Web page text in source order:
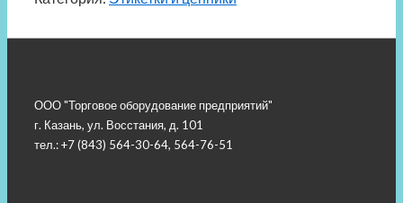
лента
ООО "Торговое оборудование предприятий"
г. Казань, ул. Восстания, д. 101
тел.: +7 (843) 564-30-64, 564-76-51